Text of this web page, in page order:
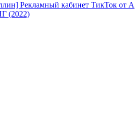
Рекламный кабинет ТикТок от А
(2022)